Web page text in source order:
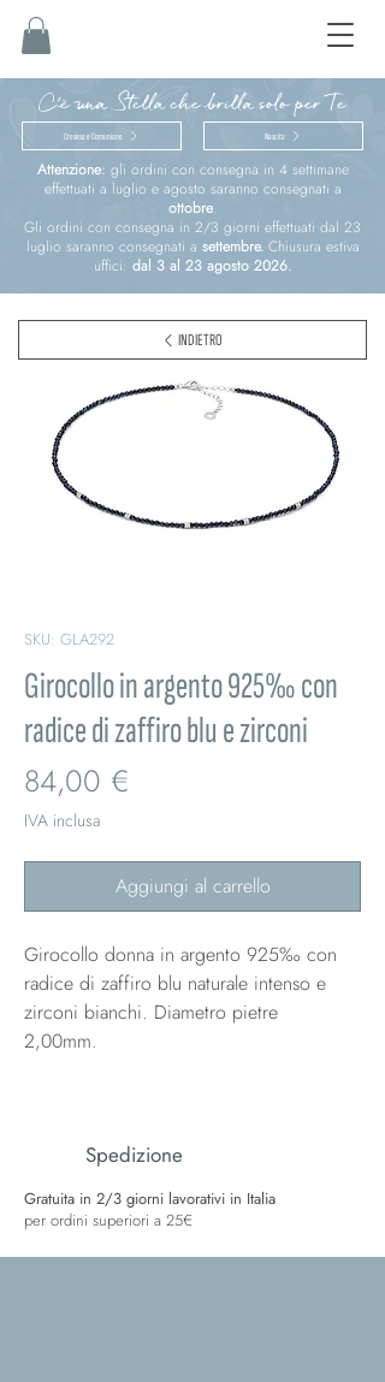
C'è una Stella che brilla solo per Te
Cresima e Comunione Nascita
Attenzione: gli ordini con consegna in 4 settimane
effettuati a luglio e agosto saranno consegnati a
ottobre.
Gli ordini con consegna in 2/3 giorni effettuati dal 23
luglio saranno consegnati a settembre.Chiusura estiva
uffici: dal 3 al 23 agosto 2026.
SKU: GLA292
Girocollo in argento 925‰ con
radice di zaffiro blu e zirconi
84,00 €
IVA inclusa
Aggiungi al carrello
Girocollo donna in argento 925‰ con
radice di zaffiro blu naturale intenso e
zirconi bianchi. Diametro pietre
2,00mm.
INDIETRO
Spedizione
Gratuita in 2/3 giorni lavorativi in Italia
per ordini superiori a 25€